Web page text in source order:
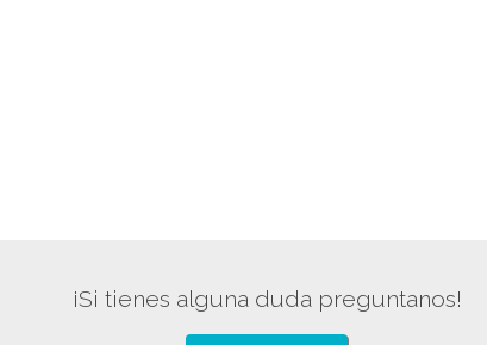
¡Si tienes alguna duda preguntanos!